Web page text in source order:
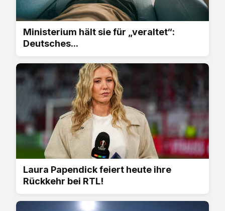
Ministerium hält sie für „veraltet“:
Deutsches...
Laura Papendick feiert heute ihre
Rückkehr bei RTL!